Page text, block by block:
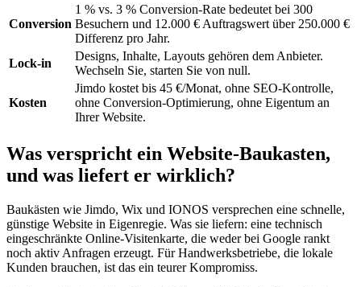
Conversion
1 % vs. 3 % Conversion-Rate bedeutet bei 300
Besuchern und 12.000 € Auftragswert über 250.000 €
Differenz pro Jahr.
Lock-in
Designs, Inhalte, Layouts gehören dem Anbieter.
Wechseln Sie, starten Sie von null.
Kosten
Jimdo kostet bis 45 €/Monat, ohne SEO-Kontrolle,
ohne Conversion-Optimierung, ohne Eigentum an
Ihrer Website.
Was verspricht ein Website-Baukasten,
und was liefert er wirklich?
Baukästen wie Jimdo, Wix und IONOS versprechen eine schnelle,
günstige Website in Eigenregie. Was sie liefern: eine technisch
eingeschränkte Online-Visitenkarte, die weder bei Google rankt
noch aktiv Anfragen erzeugt. Für Handwerksbetriebe, die lokale
Kunden brauchen, ist das ein teurer Kompromiss.